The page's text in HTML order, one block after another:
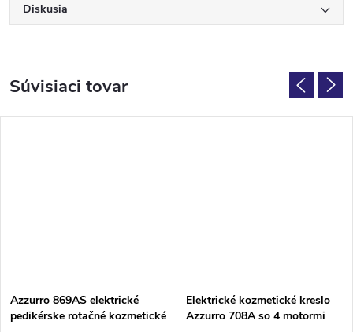
Diskusia
Súvisiaci tovar
Azzurro 869AS elektrické
pedikérske rotačné kozmetické
Elektrické kozmetické kreslo
Azzurro 708A so 4 motormi